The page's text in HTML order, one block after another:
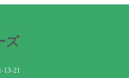
ズ
13-21